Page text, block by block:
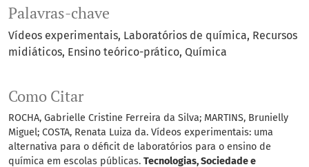
Palavras-chave
Vídeos experimentais Laboratórios de química Recursos
midiáticos Ensino teórico-prático Química
Como Citar
ROCHA, Gabrielle Cristine Ferreira da Silva; MARTINS, Brunielly
Miguel; COSTA, Renata Luiza da. Vídeos experimentais: uma
alternativa para o déficit de laboratórios para o ensino de
química em escolas públicas. Tecnologias, Sociedade e